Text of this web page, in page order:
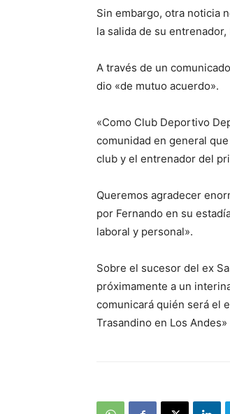
Sin embargo, otra noticia
la salida de su
A través de un
dio «de mutuo acuerdo».
«Como Club Deportivo
comunidad en general
club y el entrenador del
Queremos agradecer
por Fernando en su
laboral y personal».
Sobre el sucesor del ex
próximamente a un
comunicará quién será el
Trasandino en Los Andes»